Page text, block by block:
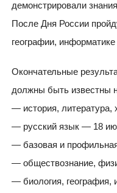
демонстрировали
После Дня России
географии,
Окончательные
должны быть известны
— история,
— русский язык — 18
— базовая и
— обществознание,
— биология, география,